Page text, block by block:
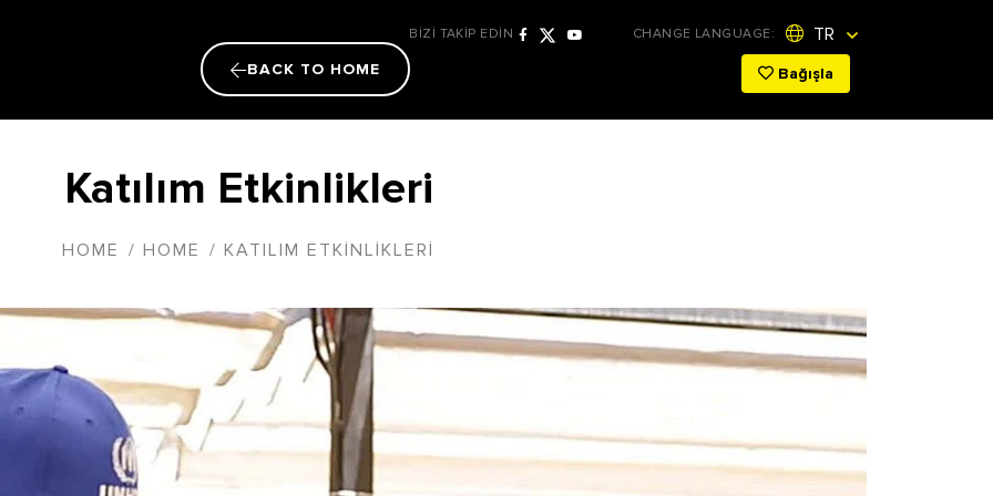
BİZİ TAKİP EDİN CHANGE LANGUAGE: TR
BACK TO HOME Bağışla
Katılım Etkinlikleri
HOME / HOME / KATILIM ETKINLIKLERI